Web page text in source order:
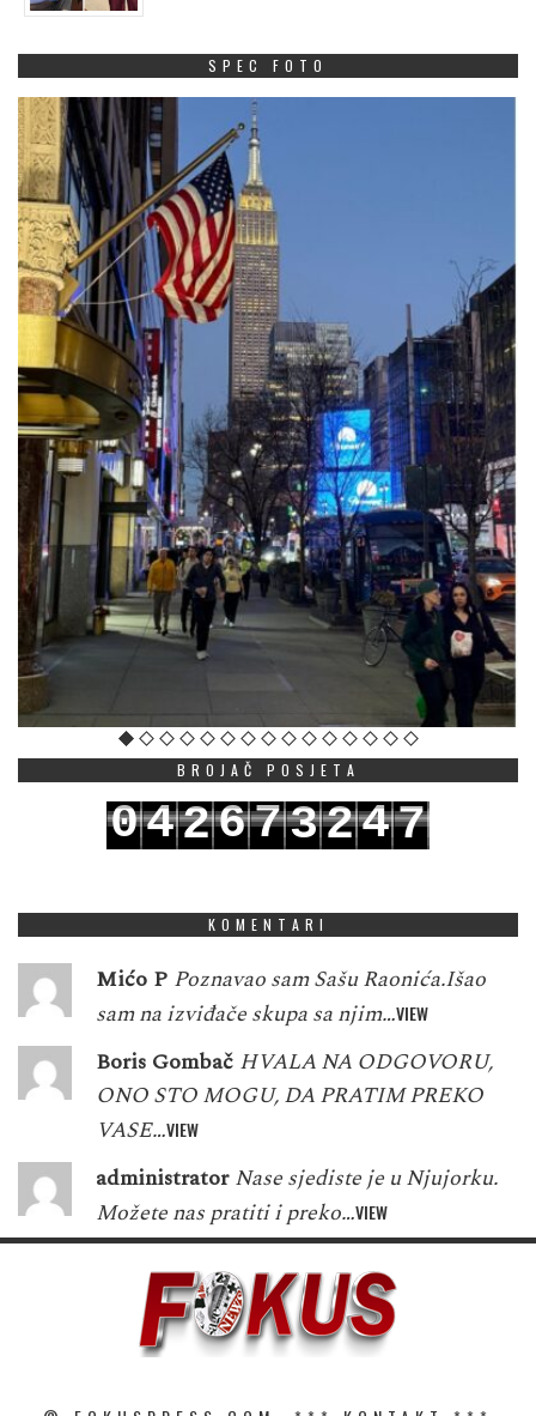
SPEC FOTO
BROJAČ POSJETA
042673247
KOMENTARI
Mićo P Poznavao sam Sašu Raonića.Išao
sam na izviđače skupa sa njim…VIEW
Boris Gombač HVALA NA ODGOVORU,
ONO STO MOGU, DA PRATIM PREKO
VASE…VIEW
administrator Nase sjediste je u Njujorku.
Možete nas pratiti i preko…VIEW